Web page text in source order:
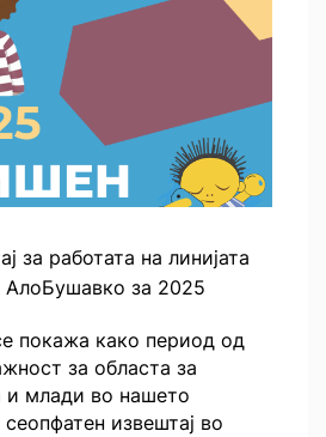
за работата на линијата
за 2025
покажа како период од
за областа за
и млади во нашето
извештај во